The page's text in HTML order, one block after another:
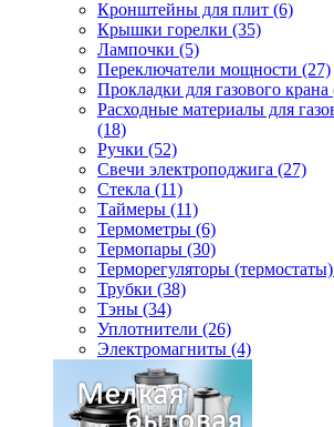
Кронштейны для плит (6)
Крышки горелки (35)
Лампочки (5)
Переключатели мощности (27)
Прокладки для газового крана
Расходные материалы для
(18)
Ручки (52)
Свечи электроподжига (27)
Стекла (11)
Таймеры (11)
Термометры (6)
Термопары (30)
Терморегуляторы
Трубки (38)
Тэны (34)
Уплотнители (26)
Электромагниты (4)